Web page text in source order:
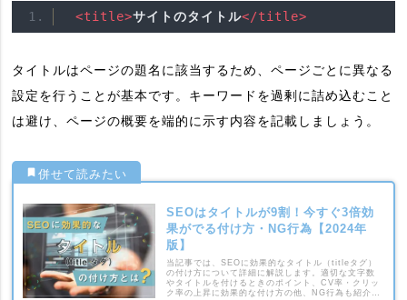
<title>サイトのタイトル</title>
タイトルはページの題名に該当するため、ページごとに異なる
設定を行うことが基本です。キーワードを過剰に詰め込むこと
は避け、ページの概要を端的に示す内容を記載しましょう。
SEOはタイトルが9割！今すぐ3倍効
果がでる付け方・NG行為【2024年
版】
当記事では、SEOに効果的なタイトル（titleタグ）
の付け方について詳細に解説します。適切な文字数
やタイトルを付けるときのポイント、CV率・クリッ
ク率の上昇に効果的な付け方の他、NG行為も紹介す